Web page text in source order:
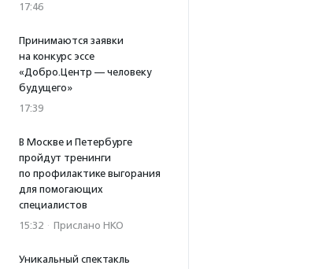
17:46
Принимаются заявки
на конкурс эссе
«Добро.Центр — человеку
будущего»
17:39
В Москве и Петербурге
пройдут тренинги
по профилактике выгорания
для помогающих
специалистов
15:32 · Прислано НКО
Уникальный спектакль